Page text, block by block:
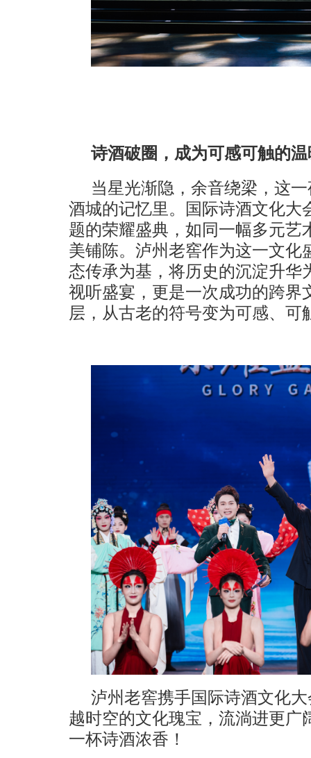
诗酒破圈，成为可感可触的
当星光渐隐，余音绕梁，这
酒城的记忆里。国际诗酒文化大
题的荣耀盛典，如同一幅多元
美铺陈。泸州老窖作为这一文
态传承为基，将历史的沉淀升
视听盛宴，更是一次成功的跨
层，从古老的符号变为可感、
泸州老窖携手国际诗酒文化
越时空的文化瑰宝，流淌进更
一杯诗酒浓香！